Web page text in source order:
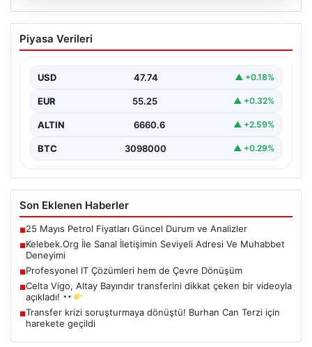
Kelebek.Org İle Sanal İletişimin Seviyeli
Adresi Ve Muhabbet Deneyimi
oluşturması kritik bir hassasiyet taşımaktadır. Halen
çeşitli…
Piyasa Verileri
USD 47.74 ▲ +0.18%
EUR 55.25 ▲ +0.32%
ALTIN 6660.6 ▲ +2.59%
BTC 3098000 ▲ +0.29%
Son Eklenen Haberler
■25 Mayıs Petrol Fiyatları Güncel Durum ve Analizler
■Kelebek.Org İle Sanal İletişimin Seviyeli Adresi Ve Muhabbet
Deneyimi
■Profesyonel IT Çözümleri hem de Çevre Dönüşüm
■Celta Vigo, Altay Bayındır transferini dikkat çeken bir videoyla
açıkladı!
■Transfer krizi soruşturmaya dönüştü! Burhan Can Terzi için
harekete geçildi